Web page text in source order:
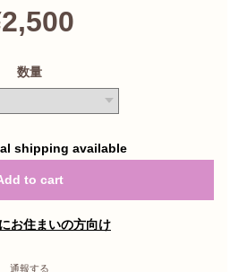
数量
shipping available
to cart
お住まいの方向け
通報する